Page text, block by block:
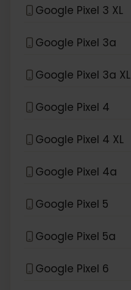
Google Pixel 3 XL
Google Pixel 3a
Google Pixel 3a XL
Google Pixel 4
Google Pixel 4 XL
Google Pixel 4a
Google Pixel 5
Google Pixel 5a
Google Pixel 6